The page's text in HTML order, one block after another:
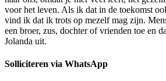
voor het leven. Als ik dat in de toekomst
vind ik dat ik trots op mezelf mag zijn.
een broer, zus, dochter of vrienden toe en
Jolanda uit.
Solliciteren via WhatsApp